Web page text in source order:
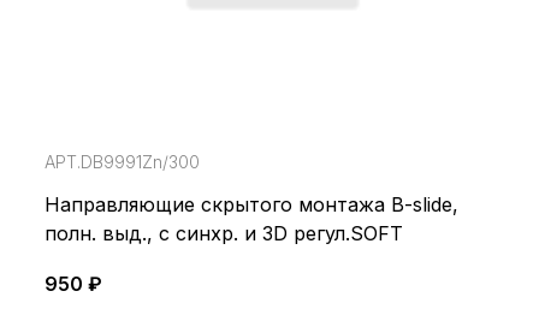
АРТ.DB9991Zn/300
Направляющие скрытого монтажа B-slide,
полн. выд., с синхр. и 3D регул.SOFT
950 ₽